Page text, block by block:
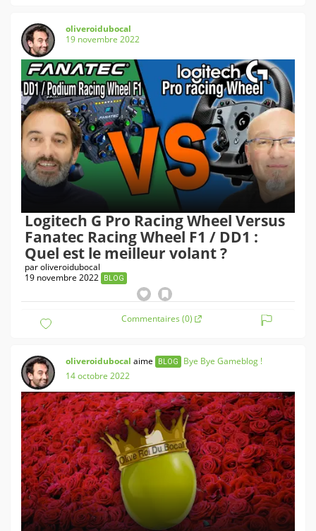
oliveroidubocal
19 novembre 2022
Logitech G Pro Racing Wheel Versus
Fanatec Racing Wheel F1 / DD1 :
Quel est le meilleur volant ?
paroliveroidubocal
19 novembre 2022
BLOG
Commentaires (0)
oliveroidubocal aime BLOG
Bye Bye Gameblog !
14 octobre 2022